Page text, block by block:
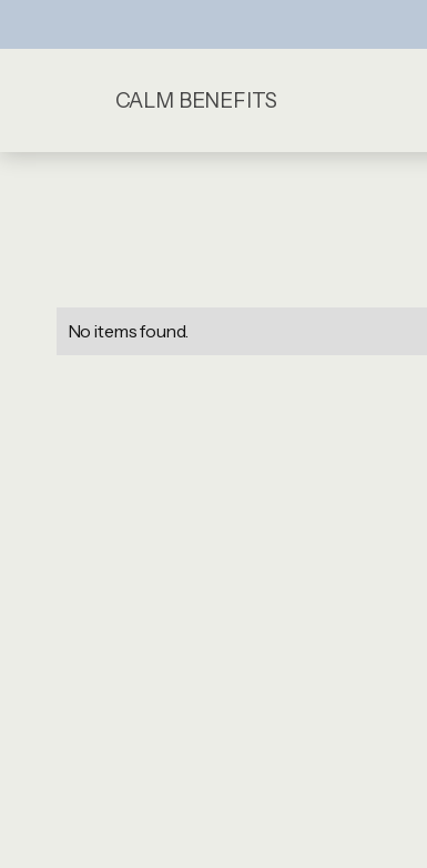
CALM BENEFITS
No items found.